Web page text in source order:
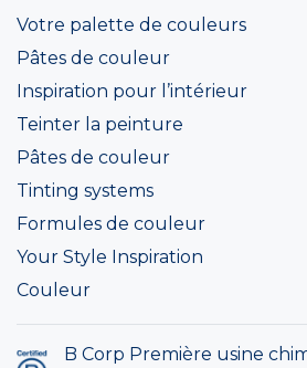
Votre palette de couleurs
Pâtes de couleur
Inspiration pour l’intérieur
Teinter la peinture
Pâtes de couleur
Tinting systems
Formules de couleur
Your Style Inspiration
Couleur
B Corp Première usine